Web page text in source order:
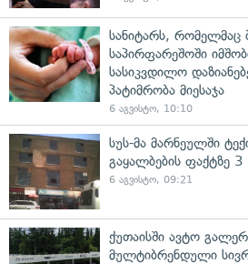
სანიტარს, რომელმაც
საპირფარეშოში
სასიკვდილო
პატიმრობა მიესაჯა
6 აგვისტო, 10:10
სუს-მა მარნეულში
გაყალბების ფაქტზე 3
6 აგვისტო, 09:21
ქუთაისში ავტო
მულტიბრენდული